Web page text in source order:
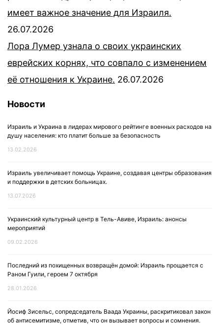
имеет важное значение для Израиля.
26.07.2026
Лора Лумер узнала о своих украинских
еврейских корнях, что совпало с изменением
её отношения к Украине. 26.07.2026
Новости
Израиль и Украина в лидерах мирового рейтинге военных расходов на
душу населения: кто платит больше за безопасность
13.02.2026
Израиль увеличивает помощь Украине, создавая центры образования
и поддержки в детских больницах.
13.07.2026
Украинский культурный центр в Тель-Авиве, Израиль: анонсы
мероприятий
09.02.2026
Последний из похищенных возвращён домой: Израиль прощается с
Раном Гуили, героем 7 октября
28.01.2026
Йосиф Зисельс, сопредседатель Ваада Украины, раскритиковал закон
об антисемитизме, отметив, что он вызывает вопросы и сомнения.